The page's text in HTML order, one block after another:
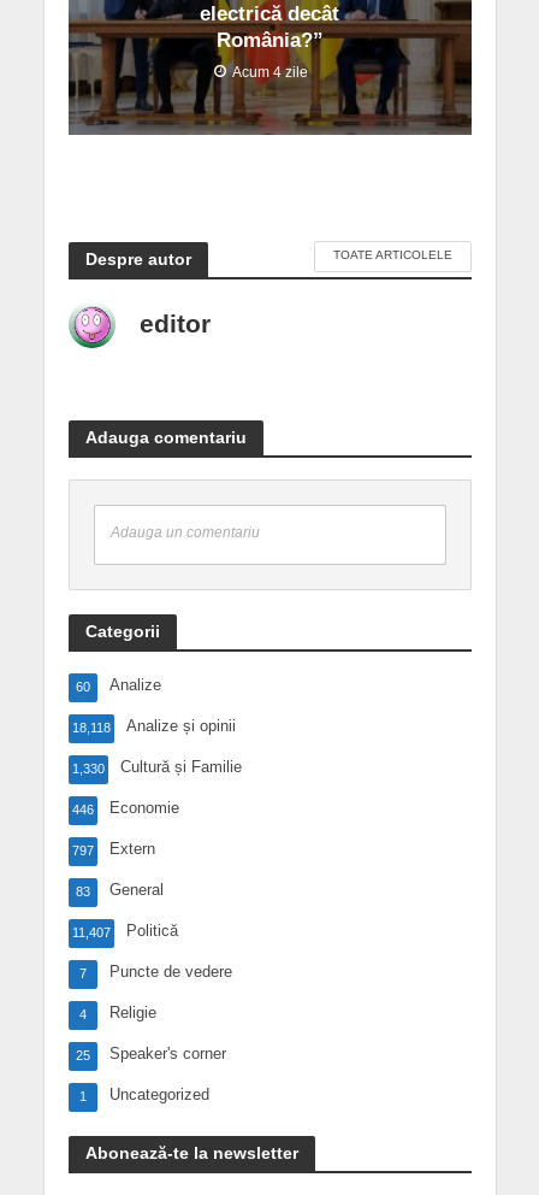
electrică decât
România?”
Acum 4 zile
Despre autor TOATE ARTICOLELE
editor
Adauga comentariu
Adauga un comentariu
Categorii
Analize
60
Analize și opinii
18,118
Cultură și Familie
1,330
Economie
446
Extern
797
General
83
Politică
11,407
Puncte de vedere
7
Religie
4
Speaker's corner
25
Uncategorized
1
Abonează-te la newsletter